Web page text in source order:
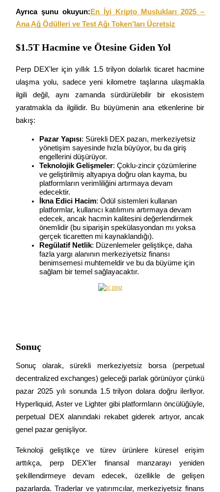
Trade Gold & Silver · 33,333 USDT Bonus
USDT Flexible Staking | Daily Rewards
BTC New User Exclusive: 6.5% APR
Daha Fazla Etkinlik
Ödüller ve özel hediyeler kazanın
Ödül Merkezi
Ayrıca şunu okuyun: En İyi Kripto Muslukları 2025 –
Ana Ağ Ödülleri ve Test Ağı Token'ları Ücretsiz
$1.5T Hacmine ve Ötesine Giden Yol
Perp DEX'ler için yıllık 1.5 trilyon dolarlık ticaret hacmine
ulaşma yolu, sadece yeni kilometre taşlarına ulaşmakla
ilgili değil, aynı zamanda sürdürülebilir bir ekosistem
yaratmakla da ilgilidir. Bu büyümenin ana etkenlerine bir
bakış:
Pazar Yapısı: Sürekli DEX pazarı, merkeziyetsiz
yönetişim sayesinde hızla büyüyor, bu da giriş
engellerini düşürüyor.
Teknolojik Gelişmeler: Çoklu-zincir çözümlerine
ve geliştirilmiş altyapıya doğru olan kayma, bu
platformların verimliliğini artırmaya devam
edecektir.
İkna Edici Hacim: Ödül sistemleri kullanan
platformlar, kullanıcı katılımını artırmaya devam
edecek, ancak hacmin kalitesini değerlendirmek
önemlidir (bu siparişin spekülasyondan mı yoksa
gerçek ticaretten mi kaynaklandığı).
Regülatif Netlik: Düzenlemeler geliştikçe, daha
fazla yargı alanının merkeziyetsiz finansı
benimsemesi muhtemeldir ve bu da büyüme için
sağlam bir temel sağlayacaktır.
Sonuç
Sonuç olarak, sürekli merkeziyetsiz borsa (perpetual
decentralized exchanges) geleceği parlak görünüyor çünkü
pazar 2025 yılı sonunda 1.5 trilyon dolara doğru ilerliyor.
Hyperliquid, Aster ve Lighter gibi platformların öncülüğüyle,
perpetual DEX alanındaki rekabet giderek artıyor, ancak
genel pazar genişliyor.
Teknoloji geliştikçe ve türev ürünlere küresel erişim
arttıkça, perp DEX'ler finansal manzarayı yeniden
şekillendirmeye devam edecek, özellikle de gelişen
pazarlarda. Traderlar ve yatırımcılar, merkeziyetsiz finans